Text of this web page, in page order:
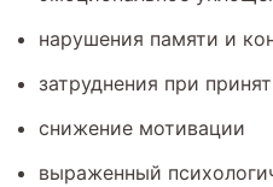
нарушения памяти и
затруднения при
снижение мотивации
выраженный